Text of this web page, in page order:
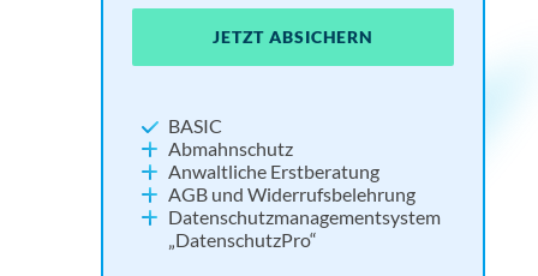
JETZT ABSICHERNJETZT ABSICHERN
NEU: Widerrufsbutton
Impressum und Datenschutz
Cookie Consent Tool
Social Media absichern
Tools für Barrierefreiheit und KI
BASIC
Abmahnschutz
Anwaltliche Erstberatung
AGB und Widerrufsbelehrung
Datenschutzmanagementsystem
„DatenschutzPro“